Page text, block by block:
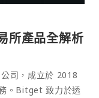
產品全解析
司，成立於 2018
。Bitget 致力於透